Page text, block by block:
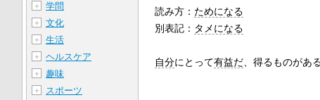
読み方： ためになる
別表記： タメになる
自分にとって有益だ、得るものがあ
＋ 学問
＋ 文化
＋ 生活
＋ ヘルスケア
＋ 趣味
＋ スポーツ